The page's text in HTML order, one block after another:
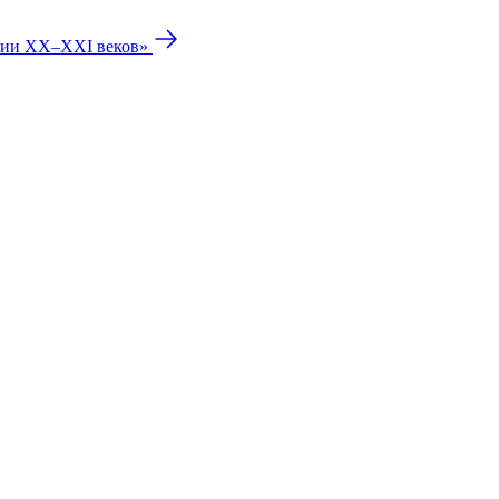
XX–XXI веков»